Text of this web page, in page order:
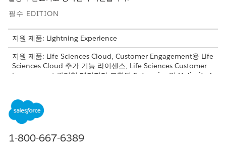
필수 EDITION
지원 제품: Lightning Experience
지원 제품: Life Sciences Cloud, Customer Engagement용 Life
Sciences Cloud 추가 기능 라이센스, Life Sciences Customer
Engagement 관리형 패키지가 포함된 Enterprise 및 Unlimited
계정 계획 진행 상황 모니터링:
계정 계획 완료 상태를 구성합니다
계정 계획 트리거 처리기를 활성화합니다
1-800-667-6389